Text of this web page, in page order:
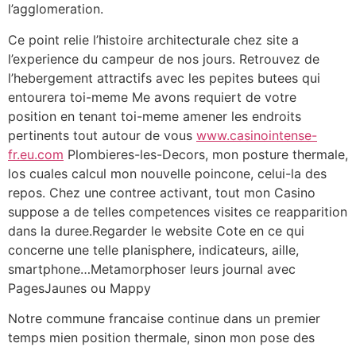
l’agglomeration.
Ce point relie l’histoire architecturale chez site a
l’experience du campeur de nos jours. Retrouvez de
l’hebergement attractifs avec les pepites butees qui
entourera toi-meme Me avons requiert de votre
position en tenant toi-meme amener les endroits
pertinents tout autour de vous www.casinointense-
fr.eu.com Plombieres-les-Decors, mon posture thermale,
los cuales calcul mon nouvelle poincone, celui-la des
repos. Chez une contree activant, tout mon Casino
suppose a de telles competences visites ce reapparition
dans la duree.Regarder le website Cote en ce qui
concerne une telle planisphere, indicateurs, aille,
smartphone…Metamorphoser leurs journal avec
PagesJaunes ou Mappy
Notre commune francaise continue dans un premier
temps mien position thermale, sinon mon pose des